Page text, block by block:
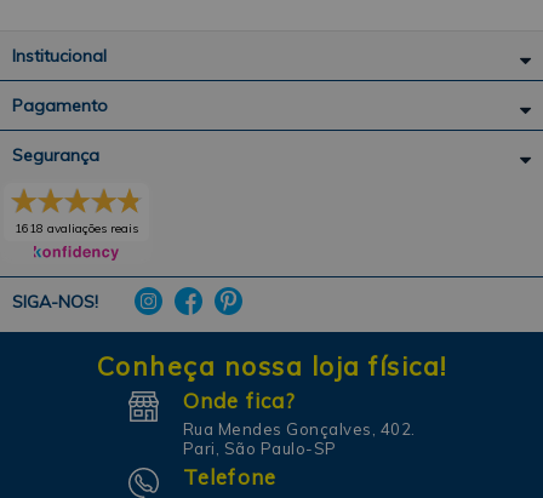
Institucional
Pagamento
SIGA-NOS!
Segurança
1618 avaliações reais
Conheça nossa loja física!
Onde fica?
Rua Mendes Gonçalves, 402.
Pari, São Paulo-SP
Telefone